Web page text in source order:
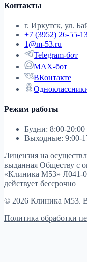
Контакты
г. Иркутск, ул.
+7 (3952) 26-55-
1@m-53.ru
Telegram-бот
MAX-бот
ВКонтакте
Режим работы
Будни: 8:00-20:00
Выходные: 9:00-
Лицензия на
выданная Обществу с
«Клиника М53» Л041-
действует бессрочно
© 2026 Клиника М53.
Политика обработки